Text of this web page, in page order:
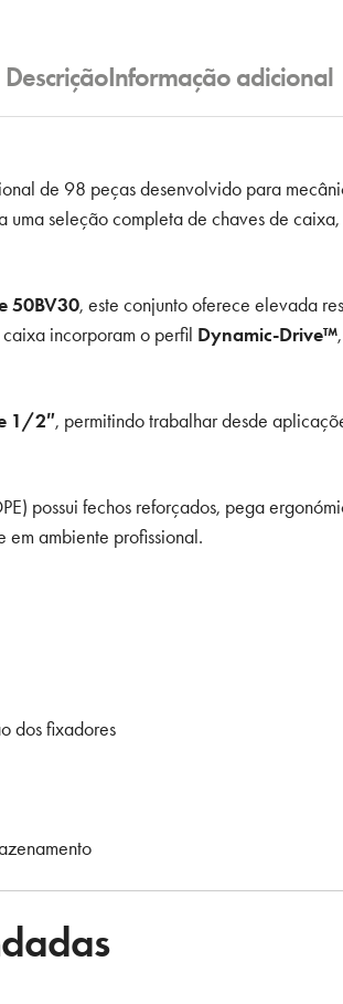
DescriçãoInformação adicional
de 98 peças desenvolvido para
uma seleção completa de chaves de
50BV30, este conjunto oferece elevada
incorporam o perfil Dynamic-Drive™
1/2″, permitindo trabalhar desde
possui fechos reforçados, pega
ambiente profissional.
dos fixadores